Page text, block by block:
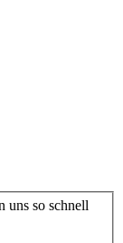
uns so schnell